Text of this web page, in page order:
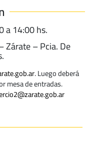
a 14:00 hs.
Zárate – Pcia. De
. Luego deberá
mesa de entradas.